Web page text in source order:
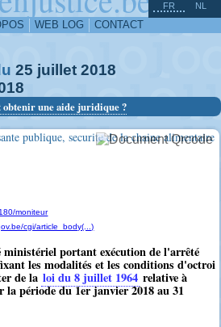
WEB LOG CONTACT
FR NL
25 juillet 2018
obtenir une aide juridique ?
publique, securite de la chaine alimentaire
moniteur
cgi/article_body(...)
portant exécution de l'arrêté
les modalités et les conditions d'octroi
de la loi du 8 juillet 1964 relative à
la période du 1er janvier 2018 au 31
^